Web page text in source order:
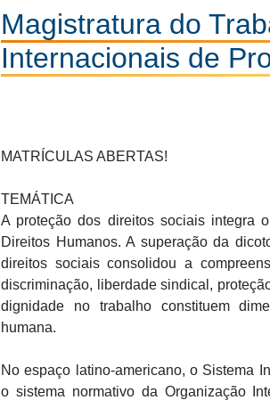
Magistratura do
Internacionais de
MATRÍCULAS ABERTAS!
TEMÁTICA
A proteção dos direitos sociais integra
Direitos Humanos. A superação da
direitos sociais consolidou a
discriminação, liberdade sindical,
dignidade no trabalho constituem
humana.
No espaço latino-americano, o Sistema
o sistema normativo da Organização